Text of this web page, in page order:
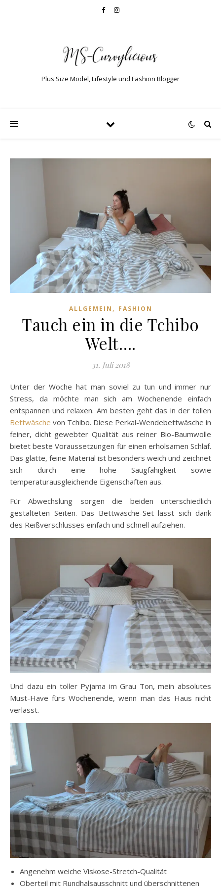
Plus Size Model, Lifestyle und Fashion Blogger
ALLGEMEIN , FASHION
Tauch ein in die Tchibo
Welt….
31. Juli 2018
Unter der Woche hat man soviel zu tun und immer nur
Stress, da möchte man sich am Wochenende einfach
entspannen und relaxen. Am besten geht das in der tollen
Bettwäsche von Tchibo. Diese Perkal-Wendebettwäsche in
feiner, dicht gewebter Qualität aus reiner Bio-Baumwolle
bietet beste Voraussetzungen für einen erholsamen Schlaf.
Das glatte, feine Material ist besonders weich und zeichnet
sich durch eine hohe Saugfähigkeit sowie
temperaturausgleichende Eigenschaften aus.
Für Abwechslung sorgen die beiden unterschiedlich
gestalteten Seiten. Das Bettwäsche-Set lässt sich dank
des Reißverschlusses einfach und schnell aufziehen.
Und dazu ein toller Pyjama im Grau Ton, mein absolutes
Must-Have fürs Wochenende, wenn man das Haus nicht
verlässt.
Angenehm weiche Viskose-Stretch-Qualität
Oberteil mit Rundhalsausschnitt und überschnittenen